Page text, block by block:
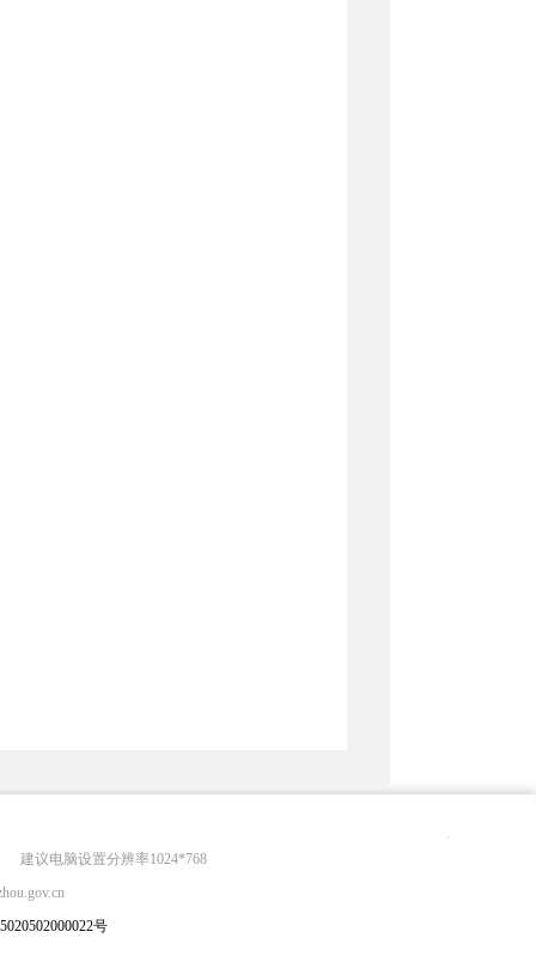
建议电脑设置分辨率1024*768
号